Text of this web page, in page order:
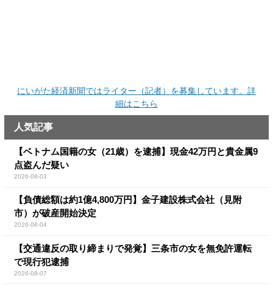
にいがた経済新聞ではライター（記者）を募集しています。詳
細はこちら
人気記事
【ベトナム国籍の女（21歳）を逮捕】現金42万円と貴金属9
点盗んだ疑い
2026-08-03
【負債総額は約1億4,800万円】金子建設株式会社（見附
市）が破産開始決定
2026-08-04
【交通違反の取り締まりで発覚】三条市の女を無免許運転
で現行犯逮捕
2026-08-07